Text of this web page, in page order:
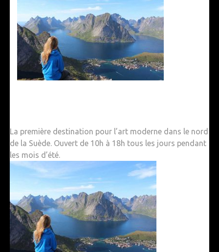
La première destination pour l’art moderne dans le nord
de la Suède. Ouvert de 10h à 18h tous les jours pendant
les mois d’été.